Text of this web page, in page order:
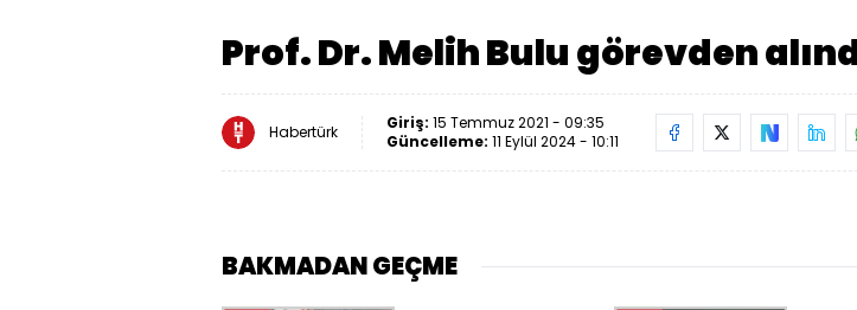
Prof. Dr. Melih Bulu görevden
Habertürk Giriş: 15 Temmuz 2021 - 09:35
Güncelleme: 11 Eylül 2024 - 10:11
BAKMADAN GEÇME